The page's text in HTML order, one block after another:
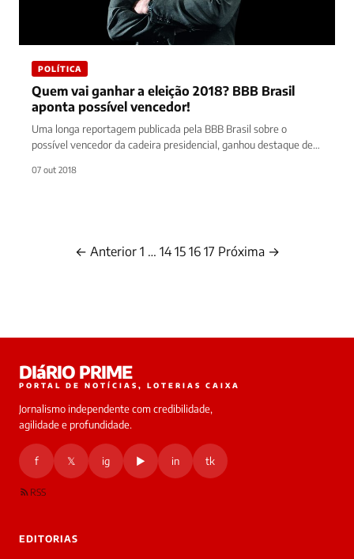
POLÍTICA
Quem vai ganhar a eleição 2018? BBB Brasil
aponta possível vencedor!
Uma longa reportagem publicada pela BBB Brasil sobre o
possível vencedor da cadeira presidencial, ganhou destaque de
07 out 2018
← Anterior 1 … 14 15 16 17 Próxima →
DIáRIO PRIME
PORTAL DE NOTÍCIAS, LOTERIAS CAIXA
Jornalismo independente com credibilidade,
agilidade e profundidade.
f 𝕏 ig ▶ in tk
RSS
EDITORIAS